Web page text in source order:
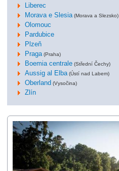
Liberec
Morava e Slesia (Morava a Slezsko)
Olomouc
Pardubice
Plzeň
Praga (Praha)
Boemia centrale (Střední Čechy)
Aussig al Elba (Ústí nad Labem)
Oberland (Vysočina)
Zlín